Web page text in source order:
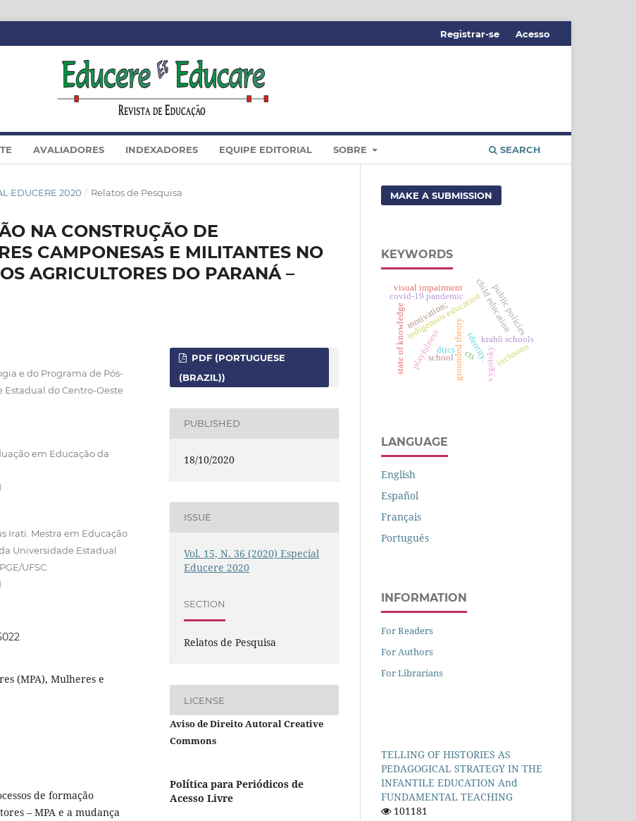
AVALIADORES INDEXADORES EQUIPE EDITORIAL SOBRE SEARCH
Registrar-se Acesso
EDUCERE 2020 / Relatos de Pesquisa
NA CONSTRUÇÃO DE
CAMPONESAS E MILITANTES NO
AGRICULTORES DO PARANÁ –
e do Programa de Pós-
Estadual do Centro-Oeste
em Educação da
Irati. Mestra em Educação
Universidade Estadual
UFSC.
(MPA), Mulheres e
de formação
– MPA e a mudança
PDF (PORTUGUESE
(BRAZIL))
PUBLISHED
18/10/2020
ISSUE
Vol. 15, N. 36 (2020) Especial
Educere 2020
SECTION
Relatos de Pesquisa
LICENSE
Aviso de Direito Autoral Creative
Commons
Política para Periódicos de
Acesso Livre
MAKE A SUBMISSION
KEYWORDS
indigenous educationkrahô schools
identity.
state of knowledge school
child education
vygotsky
cts
grounded theory
covid-19 pandemic
inclusion
playfulness
visual impairment public policies
dtics
motivation;
LANGUAGE
English
Español
Français
Português
INFORMATION
For Readers
For Authors
For Librarians
TELLING OF HISTORIES AS
PEDAGOGICAL STRATEGY IN THE
INFANTILE EDUCATION And
FUNDAMENTAL TEACHING
101181